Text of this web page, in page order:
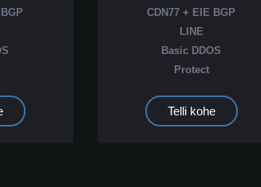
CDN77 + EIE BGP
LINE
Basic DDOS
Protect
Telli kohe